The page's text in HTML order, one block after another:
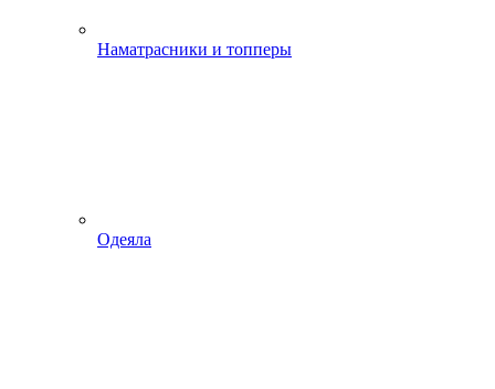
Наматрасники и топперы
Одеяла